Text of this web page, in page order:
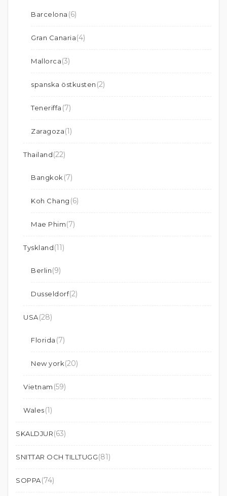
Barcelona (6)
Gran Canaria(4)
Mallorca(3)
spanska östkusten (2)
Teneriffa (7)
Zaragoza(1)
Thailand(22)
Bangkok (7)
Koh Chang (6)
Mae Phim(7)
Tyskland(11)
Berlin(9)
Dusseldorf(2)
USA(28)
Florida (7)
New york(20)
Vietnam (59)
Wales(1)
SKALDJUR(63)
SNITTAR OCH TILLTUGG(81)
SOPPA(74)